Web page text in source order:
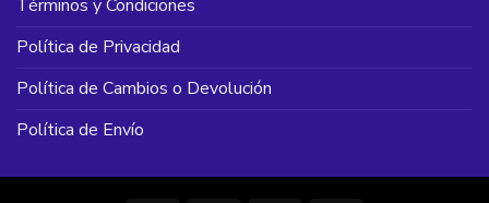
Términos y Condiciones
Política de Privacidad
Política de Cambios o Devolución
Política de Envío